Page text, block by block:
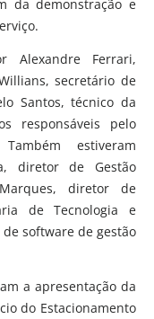
da demonstração e
Alexandre Ferrari,
secretário de
Santos, técnico da
responsáveis pelo
estiveram
diretor de Gestão
diretor de
de Tecnologia e
software de gestão
a apresentação da
do Estacionamento